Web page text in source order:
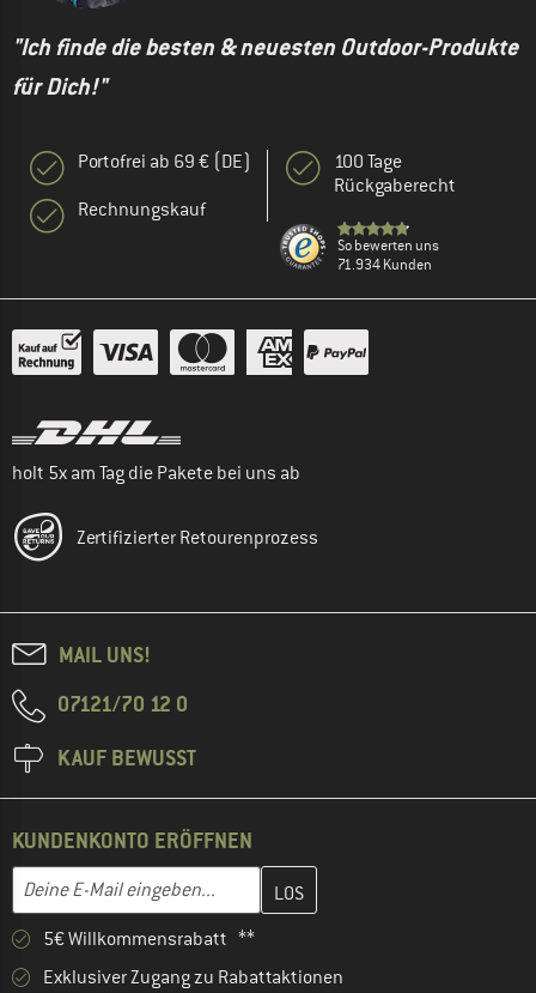
"Ich finde die besten & neuesten Outdoor-Produkte
für Dich!"
Portofrei ab 69 € (DE)
Rechnungskauf
100 Tage
Rückgaberecht
So bewerten uns
71.934 Kunden
holt 5x am Tag die Pakete bei uns ab
Zertifizierter Retourenprozess
MAIL UNS!
07121/70 12 0
KAUF BEWUSST
KUNDENKONTO ERÖFFNEN
E-Mail-Adresse
Gib hier deine E-Mail-Adresse ein und erstelle im nächsten
5€ Willkommensrabatt **
Exklusiver Zugang zu Rabattaktionen